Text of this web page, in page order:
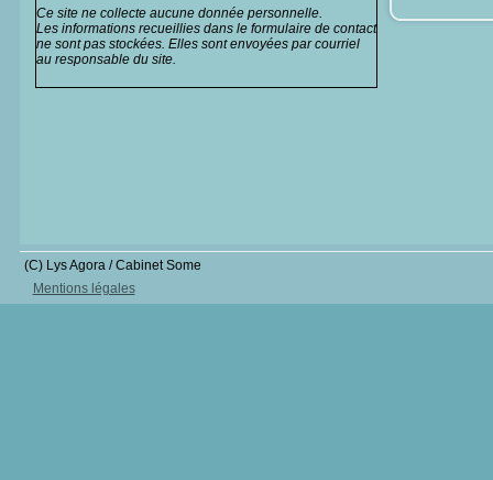
Ce site ne collecte aucune donnée personnelle.
Les informations recueillies dans le formulaire de contact
ne sont pas stockées. Elles sont envoyées par courriel
au responsable du site.
(C) Lys Agora / Cabinet Some
Mentions légales